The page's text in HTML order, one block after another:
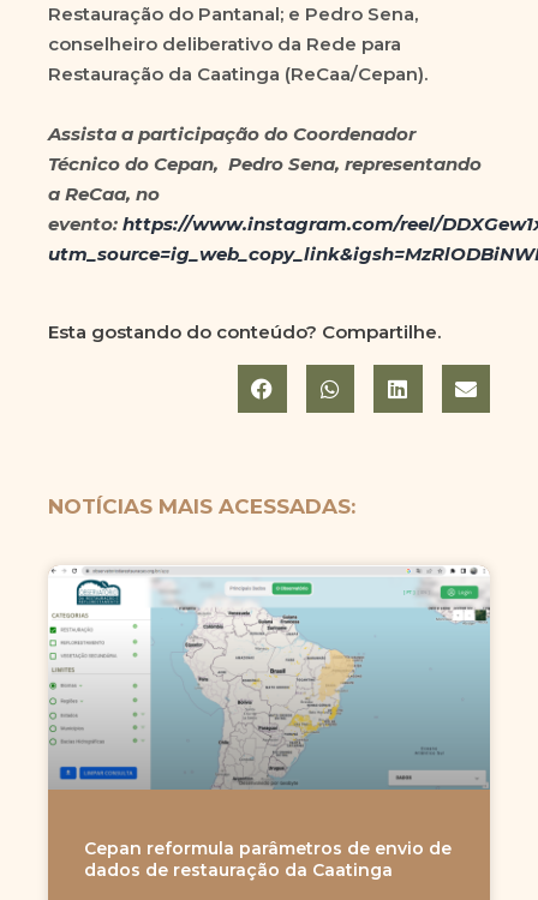
Restauração do Pantanal; e Pedro Sena,
conselheiro deliberativo da Rede para
Restauração da Caatinga (ReCaa/Cepan).
Assista a participação do Coordenador
Técnico do Cepan, Pedro Sena, representando
a ReCaa, no
evento: https://www.instagram.com/reel/
Esta gostando do conteúdo? Compartilhe.
NOTÍCIAS MAIS ACESSADAS:
Cepan reformula parâmetros de envio de
dados de restauração da Caatinga